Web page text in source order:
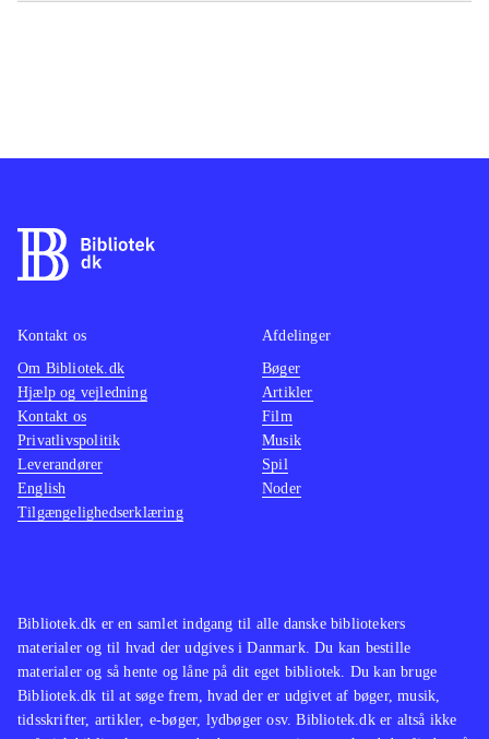
Bibliotek.dk er en samlet indgang til alle danske bibliotekers
materialer og til hvad der udgives i Danmark. Du kan bestille
materialer og så hente og låne på dit eget bibliotek. Du kan bruge
Bibliotek.dk til at søge frem, hvad der er udgivet af bøger, musik,
tidsskrifter, artikler, e-bøger, lydbøger osv. Bibliotek.dk er altså ikke
Kontakt os
Om Bibliotek.dk
Hjælp og vejledning
Kontakt os
Privatlivspolitik
Leverandører
English
Tilgængelighedserklæring
Afdelinger
Bøger
Artikler
Film
Musik
Spil
Noder